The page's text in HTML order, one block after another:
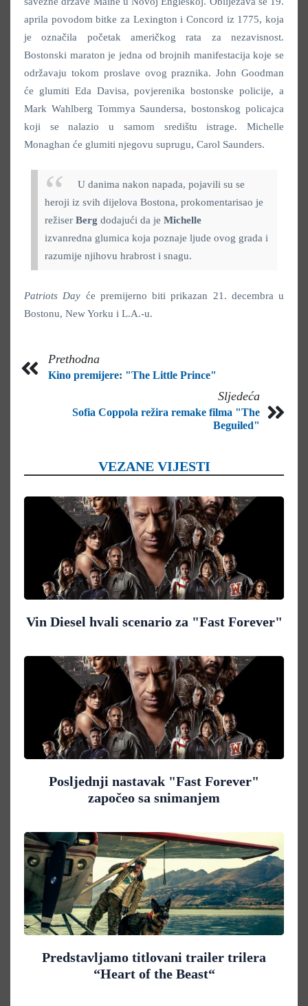
aprila povodom bitke za Lexington i Concord iz 1775, koja
je označila početak američkog rata za nezavisnost.
Bostonski maraton je jedna od brojnih manifestacija koje se
održavaju tokom proslave ovog praznika. John Goodman
će glumiti Eda Davisa, povjerenika bostonske policije, a
Mark Wahlberg Tommya Saundersa, bostonskog policajca
koji se nalazio u samom središtu istrage. Michelle
Monaghan će glumiti njegovu suprugu, Carol Saunders.
U danima nakon napada, pojavili su se
heroji iz svih dijelova Bostona, prokomentarisao je
režiser Berg dodajući da je Michelle
izvanredna glumica koja poznaje ljude ovog grada i
razumije njihovu hrabrost i snagu.
Patriots Day će premijerno biti prikazan 21. decembra u
Bostonu, New Yorku i L.A.-u.
Prethodna
Kino premijere: "The Little Prince"
Sljedeća
Sofia Coppola režira remake filma "The
Beguiled"
VEZANE VIJESTI
Vin Diesel hvali scenario za "Fast Forever"
Posljednji nastavak "Fast Forever"
započeo sa snimanjem
Predstavljamo titlovani trailer trilera
“Heart of the Beast“